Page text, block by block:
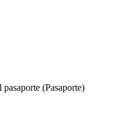
(Pasaporte)